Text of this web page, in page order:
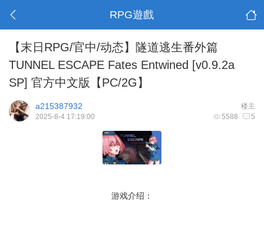
RPG遊戲
【末日RPG/官中/动态】隧道逃生番外篇
TUNNEL ESCAPE Fates Entwined [v0.9.2a
SP] 官方中文版【PC/2G】
楼主
a215387932
5588 5
2025-8-4 17:19:00
游戏介绍：